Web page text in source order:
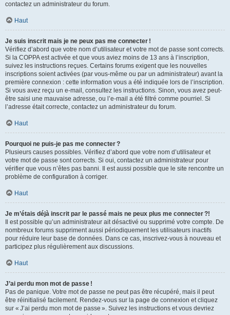
contactez un administrateur du forum.
Haut
Je suis inscrit mais je ne peux pas me connecter !
Vérifiez d’abord que votre nom d’utilisateur et votre mot de passe sont corrects.
Si la COPPA est activée et que vous aviez moins de 13 ans à l’inscription,
suivez les instructions reçues. Certains forums exigent que les nouvelles
inscriptions soient activées (par vous-même ou par un administrateur) avant la
première connexion : cette information vous a été indiquée lors de l’inscription.
Si vous avez reçu un e-mail, consultez les instructions. Sinon, vous avez peut-
être saisi une mauvaise adresse, ou l’e-mail a été filtré comme pourriel. Si
l’adresse était correcte, contactez un administrateur du forum.
Haut
Pourquoi ne puis-je pas me connecter ?
Plusieurs causes possibles. Vérifiez d’abord que votre nom d’utilisateur et
votre mot de passe sont corrects. Si oui, contactez un administrateur pour
vérifier que vous n’êtes pas banni. Il est aussi possible que le site rencontre un
problème de configuration à corriger.
Haut
Je m’étais déjà inscrit par le passé mais ne peux plus me connecter ?!
Il est possible qu’un administrateur ait désactivé ou supprimé votre compte. De
nombreux forums suppriment aussi périodiquement les utilisateurs inactifs
pour réduire leur base de données. Dans ce cas, inscrivez-vous à nouveau et
participez plus régulièrement aux discussions.
Haut
J’ai perdu mon mot de passe !
Pas de panique. Votre mot de passe ne peut pas être récupéré, mais il peut
être réinitialisé facilement. Rendez-vous sur la page de connexion et cliquez
sur « J’ai perdu mon mot de passe ». Suivez les instructions et vous devriez